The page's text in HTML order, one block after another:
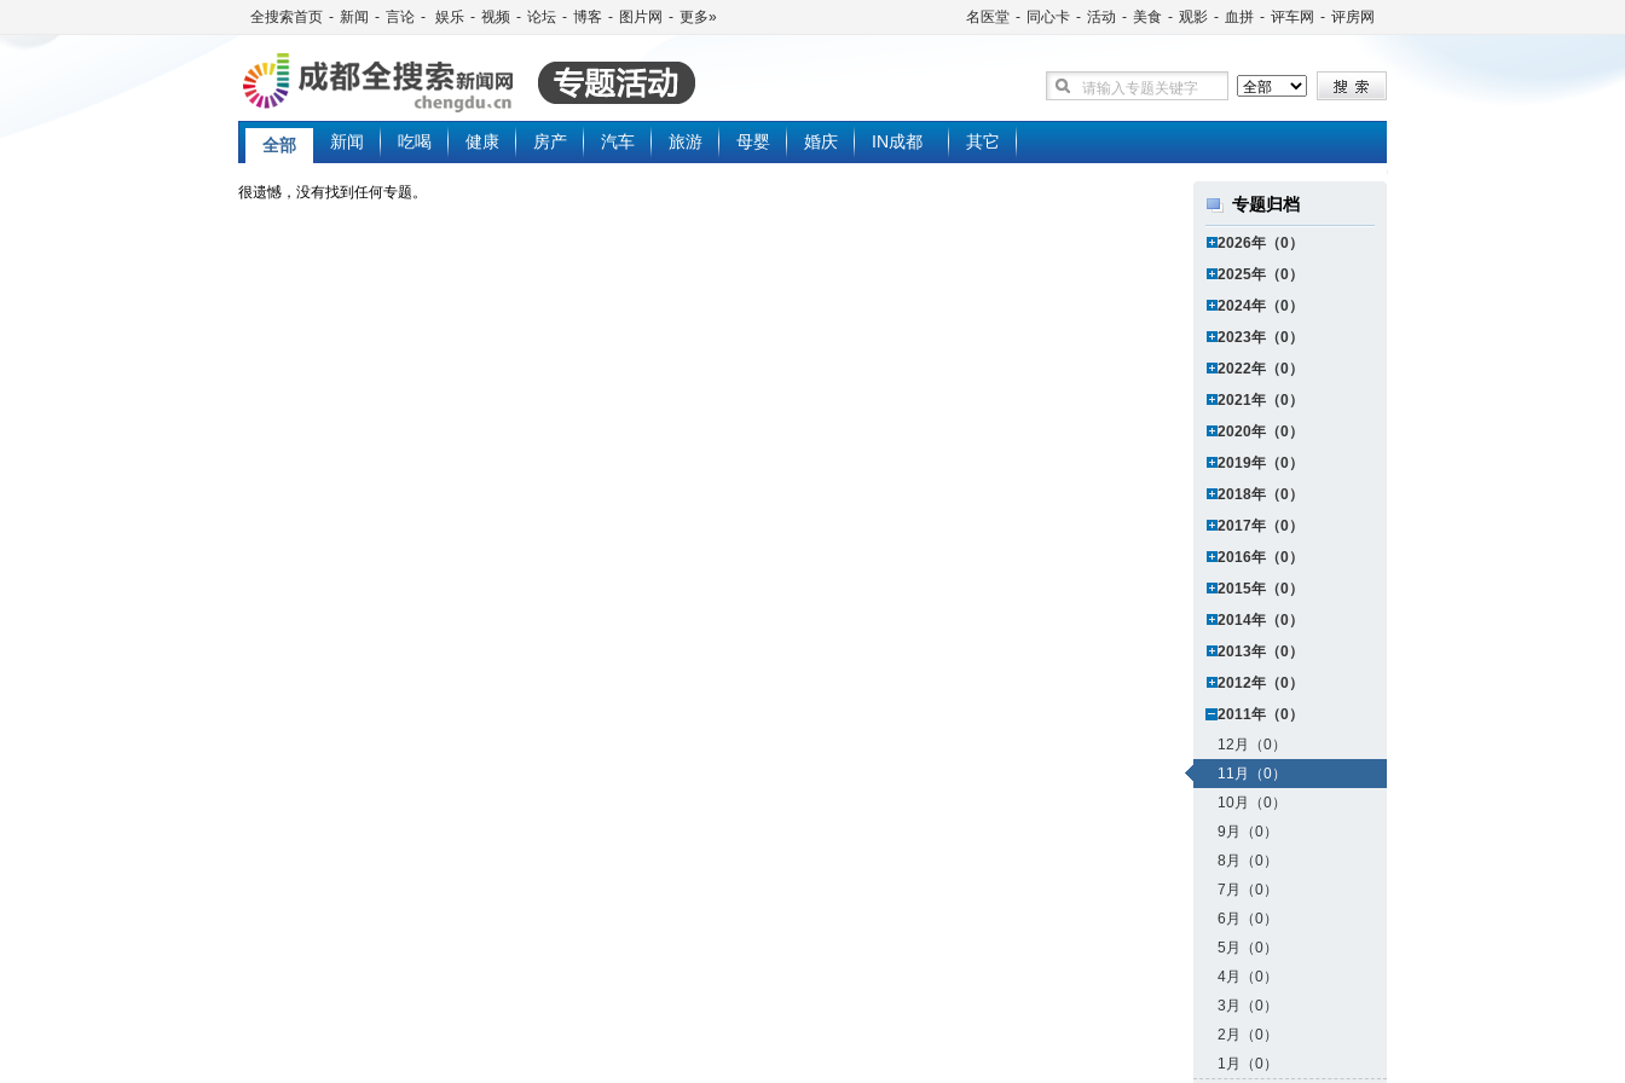
全搜索首页 - 新闻 - 言论 - 娱乐 - 视频 - 论坛 - 博客 - 图片网 - 更多» 名医堂 - 同心卡 - 活动 - 美食 - 观影 - 血拼 - 评车网 - 评房网
全部 新闻 吃喝 健康 房产 汽车 旅游 母婴 婚庆 IN成都 其它
很遗憾，没有找到任何专题。
专题归档
2026年（0）
2025年（0）
2024年（0）
2023年（0）
2022年（0）
2021年（0）
2020年（0）
2019年（0）
2018年（0）
2017年（0）
2016年（0）
2015年（0）
2014年（0）
2013年（0）
2012年（0）
2011年（0）
12月（0）
11月（0）
10月（0）
9月（0）
8月（0）
7月（0）
6月（0）
5月（0）
4月（0）
3月（0）
2月（0）
1月（0）